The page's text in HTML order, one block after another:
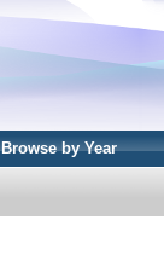
Browse by Year